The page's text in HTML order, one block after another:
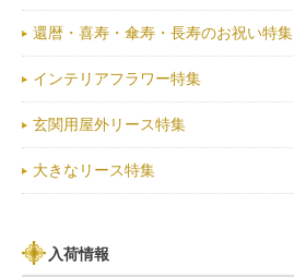
還暦・喜寿・傘寿・長寿のお祝い特集
インテリアフラワー特集
玄関用屋外リース特集
大きなリース特集
入荷情報